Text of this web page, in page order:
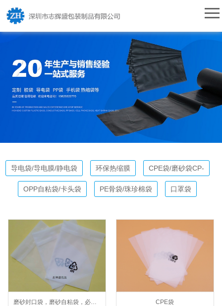
导电袋/导电膜/静电袋 环保热缩膜 CPE袋/磨砂袋CP-
OPP自粘袋/卡头袋 PE骨袋/珠珍棉袋 口罩袋
CPE袋